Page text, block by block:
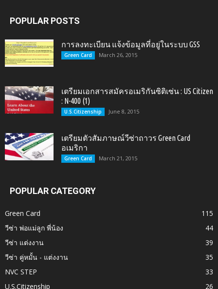
POPULAR POSTS
การลงทะเบียน แจ้งข้อมูลที่อยู่ในระบบ GSS
Green Card March 26, 2015
เตรียมเอกสารสมัครอเมริกันซิติเซ่น : US Citizen
: N-400 (1)
U.S.Citizenship June 8, 2015
เตรียมตัวสัมภาษณ์วีซ่าถาวร Green Card
อเมริกา
Green Card March 21, 2015
POPULAR CATEGORY
Green Card
115
วีซ่า พ่อแม่ลูก พี่น้อง
44
วีซ่า แต่งงาน
39
วีซ่า คู่หมั้น - แต่งงาน
35
NVC STEP
33
U.S.Citizenship
26